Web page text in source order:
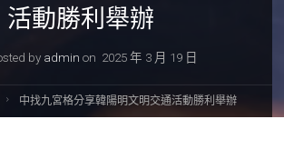
活動勝利舉辦
by admin on 2025 年 3 月 19 日
中找九宮格分享韓陽明文明交通活動勝利舉辦